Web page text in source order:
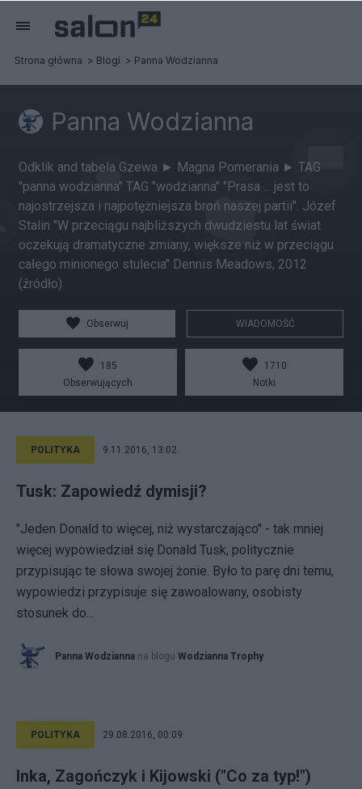
Strona główna Blogi Panna Wodzianna
Panna Wodzianna
Odklik and tabela Gzewa ► Magna Pomerania ► TAG
"panna wodzianna" TAG "wodzianna" "Prasa ... jest to
najostrzejsza i najpotężniejsza broń naszej partii". Józef
Stalin "W przeciągu najbliższych dwudziestu lat świat
oczekują dramatyczne zmiany, większe niż w przeciągu
całego minionego stulecia" Dennis Meadows, 2012
(źródło)
Obserwuj WIADOMOŚĆ
185
Obserwujących
1710
Notki
POLITYKA 9.11.2016, 13:02
Tusk: Zapowiedź dymisji?
"Jeden Donald to więcej, niż wystarczająco" - tak mniej
więcej wypowiedział się Donald Tusk, politycznie
przypisując te słowa swojej żonie. Było to parę dni temu,
wypowiedzi przypisuje się zawoalowany, osobisty
stosunek do...
Panna Wodzianna na blogu Wodzianna Trophy
POLITYKA 29.08.2016, 00:09
Inka, Zagończyk i Kijowski ("Co za typ!")